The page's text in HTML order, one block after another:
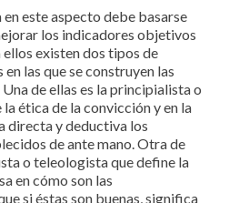
este aspecto debe basarse
los indicadores objetivos
existen dos tipos de
las que se construyen las
de ellas es la principialista o
ética de la convicción y en la
directa y deductiva los
de ante mano. Otra de
o teleologista que define la
en cómo son las
si éstas son buenas, significa